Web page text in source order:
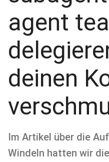
agent
deinen
Im Artikel über die
Windeln hatten wir